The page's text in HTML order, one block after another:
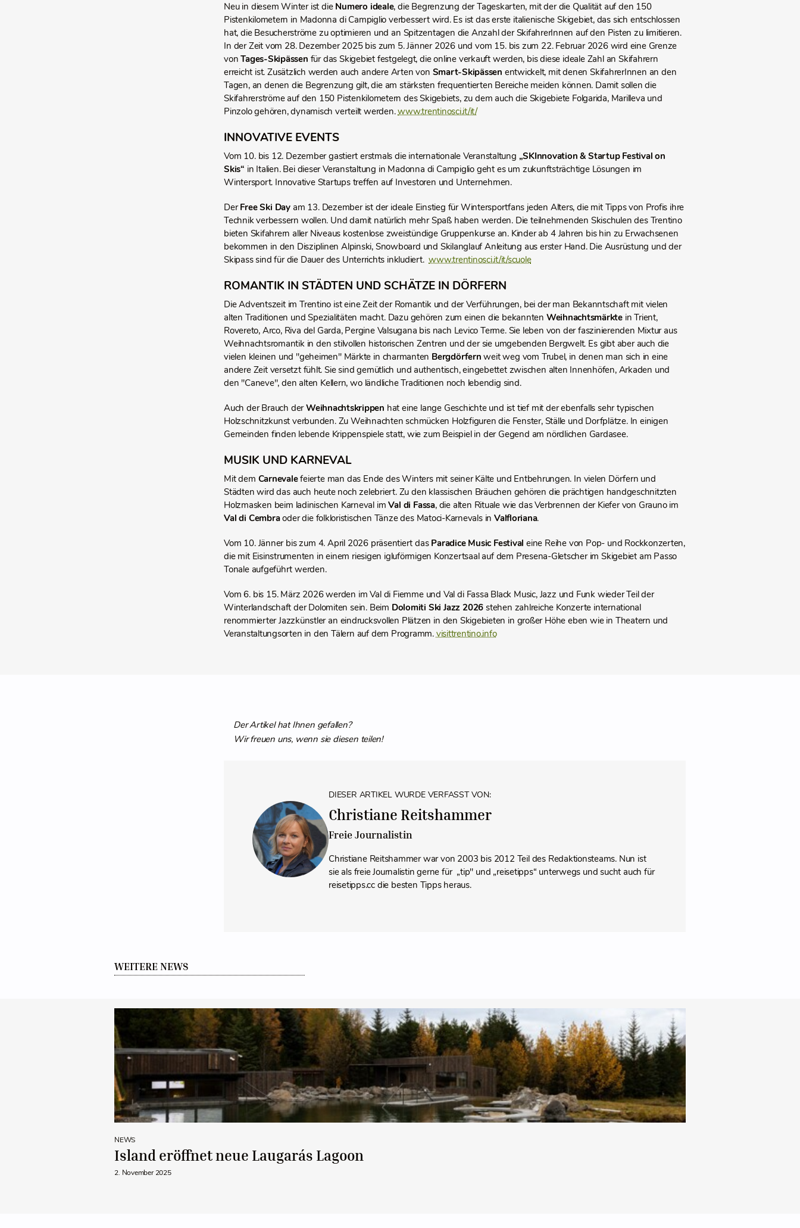
Neu in diesem Winter ist die Numero ideale, die Begrenzung der Tageskarten, mit der die Qualität auf den 150
Pistenkilometern in Madonna di Campiglio verbessert wird. Es ist das erste italienische Skigebiet, das sich entschlossen
hat, die Besucherströme zu optimieren und an Spitzentagen die Anzahl der SkifahrerInnen auf den Pisten zu limitieren.
In der Zeit vom 28. Dezember 2025 bis zum 5. Jänner 2026 und vom 15. bis zum 22. Februar 2026 wird eine Grenze
vonTages-Skipässen für das Skigebiet festgelegt, die online verkauft werden, bis diese ideale Zahl an Skifahrern
erreicht ist. Zusätzlich werden auch andere Arten von Smart-Skipässen entwickelt, mit denen SkifahrerInnen an den
Tagen, an denen die Begrenzung gilt, die am stärksten frequentierten Bereiche meiden können. Damit sollen die
Skifahrerströme auf den 150 Pistenkilometern des Skigebiets, zu dem auch die Skigebiete Folgarida, Marilleva und
Pinzolo gehören, dynamisch verteilt werden.www.trentinosci.it/it/
INNOVATIVE EVENTS
Vom 10. bis 12. Dezember gastiert erstmals die internationale Veranstaltung „SKInnovation & Startup Festival on
Skis“ in Italien. Bei dieser Veranstaltung in Madonna di Campiglio geht es um zukunftsträchtige Lösungen im
Wintersport. Innovative Startups treffen auf Investoren und Unternehmen.
DerFree Ski Dayam 13. Dezember ist der ideale Einstieg für Wintersportfans jeden Alters, die mit Tipps von Profis ihre
Technik verbessern wollen. Und damit natürlich mehr Spaß haben werden. Die teilnehmenden Skischulen des Trentino
bieten Skifahrern aller Niveaus kostenlose zweistündige Gruppenkurse an. Kinder ab 4 Jahren bis hin zu Erwachsenen
bekommen in den Disziplinen Alpinski, Snowboard und Skilanglauf Anleitung aus erster Hand. Die Ausrüstung und der
Skipass sind für die Dauer des Unterrichts inkludiert.www.trentinosci.it/it/scuole
ROMANTIK IN STÄDTEN UND SCHÄTZE IN DÖRFERN
Die Adventszeit im Trentino ist eine Zeit der Romantik und der Verführungen, bei der man Bekanntschaft mit vielen
alten Traditionen und Spezialitäten macht. Dazu gehören zum einen die bekannten Weihnachtsmärkte in Trient,
Rovereto, Arco, Riva del Garda, Pergine Valsugana bis nach Levico Terme. Sie leben von der faszinierenden Mixtur aus
Weihnachtsromantik in den stilvollen historischen Zentren und der sie umgebenden Bergwelt. Es gibt aber auch die
vielen kleinen und "geheimen" Märkte in charmanten Bergdörfernweit weg vom Trubel, in denen man sich in eine
andere Zeit versetzt fühlt. Sie sind gemütlich und authentisch, eingebettet zwischen alten Innenhöfen, Arkaden und
den "Caneve", den alten Kellern, wo ländliche Traditionen noch lebendig sind.
Auch der Brauch derWeihnachtskrippen hat eine lange Geschichte und ist tief mit der ebenfalls sehr typischen
Holzschnitzkunst verbunden. Zu Weihnachten schmücken Holzfiguren die Fenster, Ställe und Dorfplätze. In einigen
Gemeinden finden lebende Krippenspiele statt, wie zum Beispiel in der Gegend am nördlichen Gardasee.
MUSIK UND KARNEVAL
Mit dem Carnevalefeierte man das Ende des Winters mit seiner Kälte und Entbehrungen. In vielen Dörfern und
Städten wird das auch heute noch zelebriert. Zu den klassischen Bräuchen gehören die prächtigen handgeschnitzten
Holzmasken beim ladinischen Karneval imVal di Fassa, die alten Rituale wie das Verbrennen der Kiefer von Grauno im
Val di Cembraoder die folkloristischen Tänze des Matoci-Karnevals in Valfloriana.
Vom 10. Jänner bis zum 4. April 2026 präsentiert das Paradice Music Festival eine Reihe von Pop- und Rockkonzerten,
die mit Eisinstrumenten in einem riesigen igluförmigen Konzertsaal auf dem Presena-Gletscher im Skigebiet am Passo
Tonale aufgeführt werden.
Vom 6. bis 15. März 2026 werden im Val di Fiemme und Val di Fassa Black Music, Jazz und Funk wieder Teil der
Winterlandschaft der Dolomiten sein. Beim Dolomiti Ski Jazz 2026 stehen zahlreiche Konzerte international
renommierter Jazzkünstler an eindrucksvollen Plätzen in den Skigebieten in großer Höhe eben wie in Theatern und
Veranstaltungsorten in den Tälern auf dem Programm.visittrentino.info
Der Artikel hat Ihnen gefallen?
Wir freuen uns, wenn sie diesen teilen!
DIESER ARTIKEL WURDE VERFASST VON:
Christiane Reitshammer
Freie Journalistin
Christiane Reitshammer war von 2003 bis 2012 Teil des Redaktionsteams. Nun ist
sie als freie Journalistin gerne für „tip" und „reisetipps“ unterwegs und sucht auch für
reisetipps.cc die besten Tipps heraus.
WEITERE NEWS
NEWS
Island eröffnet neue Laugarás Lagoon
2. November 2025